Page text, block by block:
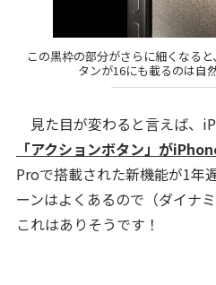
この黒枠の部分がさらに細くなる
タンが16にも載るのは自
見た目が変わると言えば、
「アクションボタン」が
Proで搭載された新機能が1年
ーンはよくあるので（ダイナ
これはありそうです！